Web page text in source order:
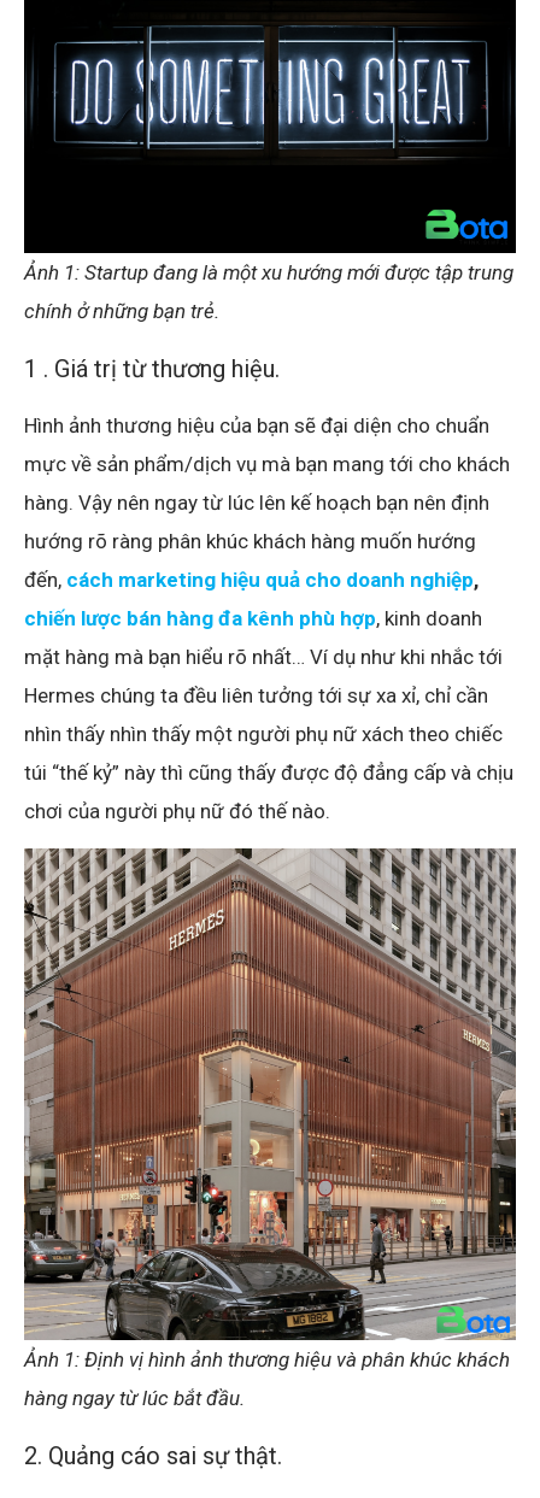
Ảnh 1: Startup đang là một xu hướng mới được tập trung
chính ở những bạn trẻ.
1 . Giá trị từ thương hiệu.
Hình ảnh thương hiệu của bạn sẽ đại diện cho chuẩn
mực về sản phẩm/dịch vụ mà bạn mang tới cho khách
hàng. Vậy nên ngay từ lúc lên kế hoạch bạn nên định
hướng rõ ràng phân khúc khách hàng muốn hướng
đến, cách marketing hiệu quả cho doanh nghiệp,
chiến lược bán hàng đa kênh phù hợp, kinh doanh
mặt hàng mà bạn hiểu rõ nhất… Ví dụ như khi nhắc tới
Hermes chúng ta đều liên tưởng tới sự xa xỉ, chỉ cần
nhìn thấy nhìn thấy một người phụ nữ xách theo chiếc
túi “thế kỷ” này thì cũng thấy được độ đẳng cấp và chịu
chơi của người phụ nữ đó thế nào.
Ảnh 1: Định vị hình ảnh thương hiệu và phân khúc khách
hàng ngay từ lúc bắt đầu.
2. Quảng cáo sai sự thật.